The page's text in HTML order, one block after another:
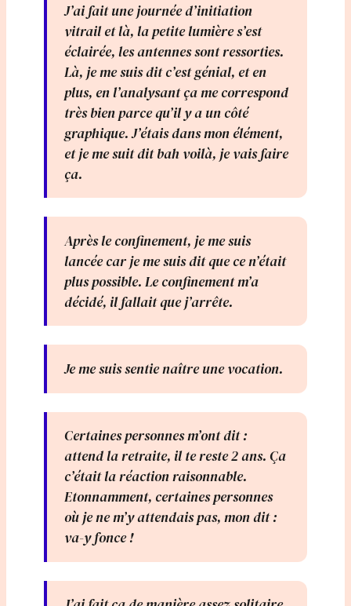
J’ai fait une journée d’initiation
vitrail et là, la petite lumière s’est
éclairée, les antennes sont ressorties.
Là, je me suis dit c’est génial, et en
plus, en l’analysant ça me correspond
très bien parce qu’il y a un côté
graphique. J’étais dans mon élément,
et je me suit dit bah voilà, je vais faire
ça.
Après le confinement, je me suis
lancée car je me suis dit que ce n’était
plus possible. Le confinement m’a
décidé, il fallait que j’arrête.
Je me suis sentie naître une vocation.
Certaines personnes m’ont dit :
attend la retraite, il te reste 2 ans. Ça
c’était la réaction raisonnable.
Etonnamment, certaines personnes
où je ne m’y attendais pas, mon dit :
va-y fonce !